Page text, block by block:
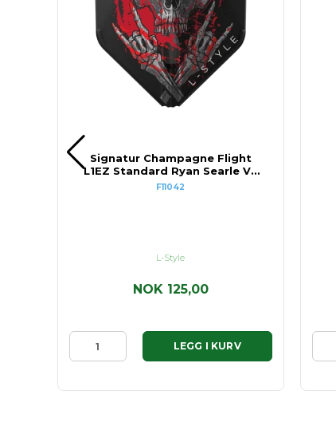
Signatur Champagne Flight
L1EZ Standard Ryan Searle V3
Svart
F11042
L-Style
NOK 125,00
LEGG I KURV